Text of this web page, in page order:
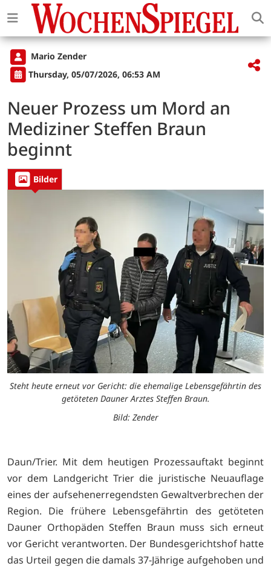
Mario Zender
Thursday, 05/07/2026, 06:53 AM
Neuer Prozess um Mord an
Mediziner Steffen Braun
beginnt
Bilder
Steht heute erneut vor Gericht: die ehemalige Lebensgefährtin des
getöteten Dauner Arztes Steffen Braun.
Bild: Zender
Daun/Trier. Mit dem heutigen Prozessauftakt beginnt
vor dem Landgericht Trier die juristische Neuauflage
eines der aufsehenerregendsten Gewaltverbrechen der
Region. Die frühere Lebensgefährtin des getöteten
Dauner Orthopäden Steffen Braun muss sich erneut
vor Gericht verantworten. Der Bundesgerichtshof hatte
das Urteil gegen die damals 37-Jährige aufgehoben und